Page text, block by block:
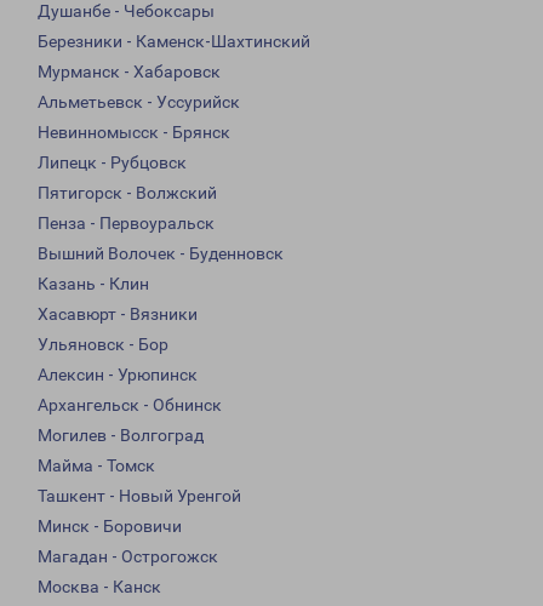
Душанбе - Чебоксары
Березники - Каменск-Шахтинский
Мурманск - Хабаровск
Альметьевск - Уссурийск
Невинномысск - Брянск
Липецк - Рубцовск
Пятигорск - Волжский
Пенза - Первоуральск
Вышний Волочек - Буденновск
Казань - Клин
Хасавюрт - Вязники
Ульяновск - Бор
Алексин - Урюпинск
Архангельск - Обнинск
Могилев - Волгоград
Майма - Томск
Ташкент - Новый Уренгой
Минск - Боровичи
Магадан - Острогожск
Москва - Канск